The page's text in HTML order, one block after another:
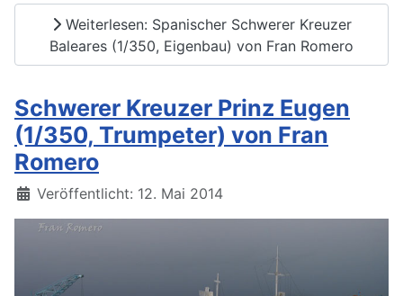
Weiterlesen: Spanischer Schwerer Kreuzer
Baleares (1/350, Eigenbau) von Fran Romero
Schwerer Kreuzer Prinz Eugen
(1/350, Trumpeter) von Fran
Romero
Details
Veröffentlicht: 12. Mai 2014